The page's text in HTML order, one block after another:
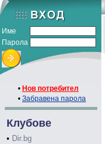
Име
Парола
• Нов потребител
• Забравена парола
Клубове
• Dir.bg